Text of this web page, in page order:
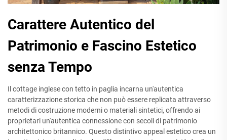
Carattere Autentico del
Patrimonio e Fascino Estetico
senza Tempo
Il cottage inglese con tetto in paglia incarna un'autentica
caratterizzazione storica che non può essere replicata attraverso
metodi di costruzione moderni o materiali sintetici, offrendo ai
proprietari un'autentica connessione con secoli di patrimonio
architettonico britannico. Questo distintivo appeal estetico crea un